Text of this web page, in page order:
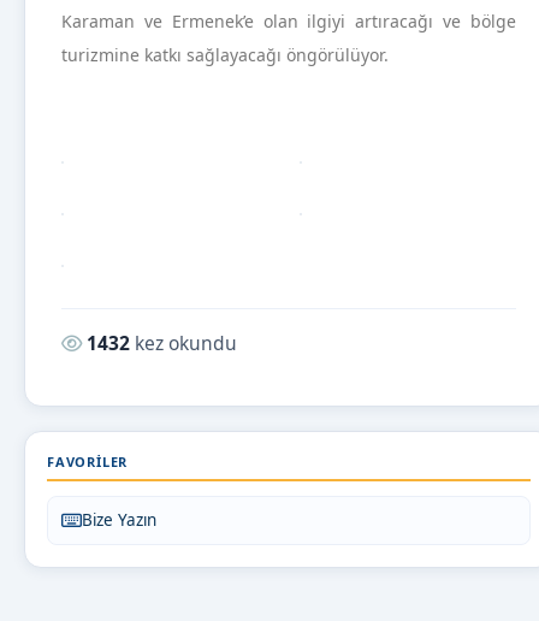
Karaman ve Ermenek’e olan ilgiyi artıracağı ve bölge
turizmine katkı sağlayacağı öngörülüyor.
Okunma sayısı:
1432 kez okundu
FAVORILER
Bize Yazın